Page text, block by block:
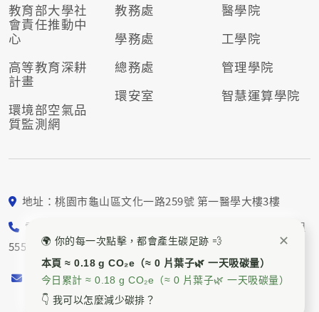
🌍 你的每一次點擊，都會產生碳足跡 💨 ✕
本頁 ≈ 0.18 g CO₂e（≈ 0 片葉子🌿 一天吸碳量）
今日累計 ≈ 0.18 g CO₂e（≈ 0 片葉子🌿 一天吸碳量）
👇 我可以怎麼減少碳排？
教育部大學社
會責任推動中
心
高等教育深耕
計畫
環境部空氣品
質監測網
教務處
學務處
總務處
環安室
醫學院
工學院
管理學院
智慧運算學院
地址：桃園市龜山區文化一路259號 第一醫學大樓3樓
電話： 03-211-8800 校園永續組5552、5553；社會責任組
5554、5557
E-mail：cgu_sdgs@mail.cgu.edu.tw